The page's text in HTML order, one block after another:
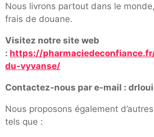
Nous livrons partout dans le
frais de douane.
Visitez notre site web
: https://
du-vyvanse/
Contactez-nous par e-mail :
Nous proposons également
tels que :